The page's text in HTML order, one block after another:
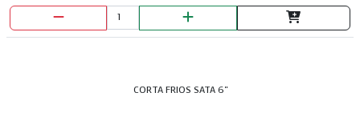
CORTA FRIOS SATA 6"